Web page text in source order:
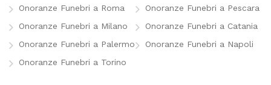
Onoranze Funebri a Roma
Onoranze Funebri a Milano
Onoranze Funebri a Palermo
Onoranze Funebri a Torino
Onoranze Funebri a Pescara
Onoranze Funebri a Catania
Onoranze Funebri a Napoli